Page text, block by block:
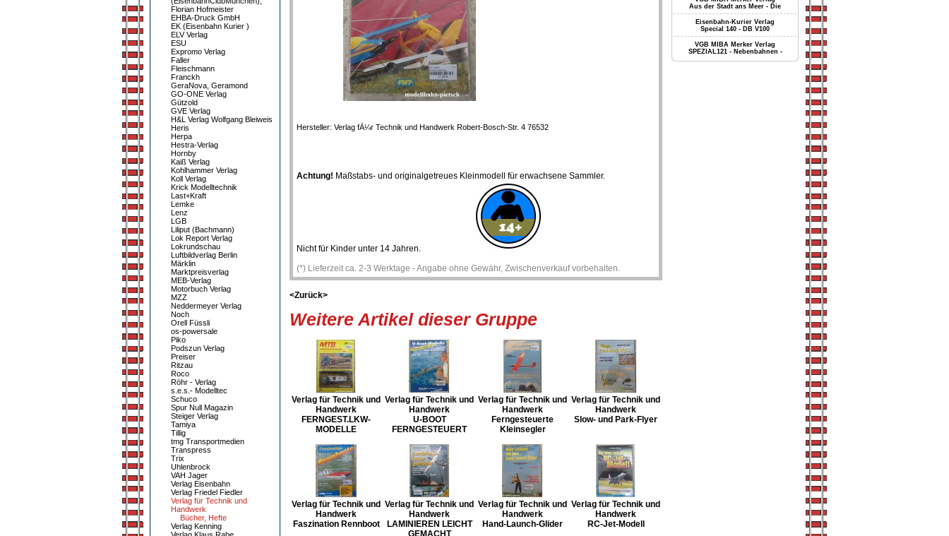
Florian Hofmeister
EHBA-Druck GmbH
EK (Eisenbahn Kurier )
ELV Verlag
ESU
Expromo Verlag
Faller
Fleischmann
Franckh
GeraNova, Geramond
GO-ONE Verlag
Gützold
GVE Verlag
H&L Verlag Wolfgang Bleiweis
Heris
Herpa
Hestra-Verlag
Hornby
Kaiß Verlag
Kohlhammer Verlag
Koll Verlag
Krick Modelltechnik
Last+Kraft
Lemke
Lenz
LGB
Liliput (Bachmann)
Lok Report Verlag
Lokrundschau
Luftbildverlag Berlin
Märklin
Marktpreisverlag
MEB-Verlag
Motorbuch Verlag
MZZ
Neddermeyer Verlag
Noch
Orell Füssli
os-powersale
Piko
Podszun Verlag
Preiser
Ritzau
Roco
Röhr - Verlag
s.e.s.- Modelltec
Schuco
Spur Null Magazin
Steiger Verlag
Tamiya
Tillig
tmg Transportmedien
Transpress
Trix
Uhlenbrock
VAH Jager
Verlag Eisenbahn
Verlag Friedel Fiedler
Verlag für Technik und
Handwerk
Bücher, Hefte
Verlag Kenning
Hersteller: Verlag fÃ¼r Technik und Handwerk Robert-Bosch-Str. 4 76532
Achtung! Maßstabs- und originalgetreues Kleinmodell für erwachsene Sammler.
Nicht für Kinder unter 14 Jahren.
(*) Lieferzeit ca. 2-3 Werktage - Angabe ohne Gewähr, Zwischenverkauf vorbehalten.
<Zurück>
Weitere Artikel dieser Gruppe
Verlag für Technik und
Handwerk
FERNGEST.LKW-
MODELLE
Verlag für Technik und
Handwerk
U-BOOT
FERNGESTEUERT
Verlag für Technik und
Handwerk
Ferngesteuerte
Kleinsegler
Verlag für Technik und
Handwerk
Slow- und Park-Flyer
Verlag für Technik und
Handwerk
Faszination Rennboot
Verlag für Technik und
Handwerk
LAMINIEREN LEICHT
GEMACHT
Verlag für Technik und
Handwerk
Hand-Launch-Glider
Verlag für Technik und
Handwerk
RC-Jet-Modell
Aus der Stadt ans Meer - Die
Eisenbahn-Kurier Verlag
Special 140 - DB V100
VGB MIBA Merker Verlag
SPEZIAL121 - Nebenbahnen -